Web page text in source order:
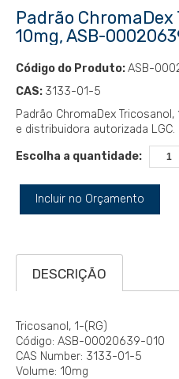
Padrão ChromaDex
10mg, ASB-
Código do Produto:ASB-
CAS: 3133-01-5
Padrão ChromaDex Tricosanol,
e distribuidora autorizada LGC.
Escolha a quantidade:
Incluir no Orçamento
DESCRIÇÃO
Tricosanol, 1-(RG)
Código: ASB-00020639-010
CAS Number: 3133-01-5
Volume: 10mg